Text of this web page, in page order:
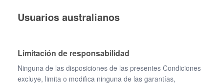
Usuarios australianos
Limitación de responsabilidad
Ninguna de las disposiciones de las presentes Condiciones
excluye, limita o modifica ninguna de las garantías,